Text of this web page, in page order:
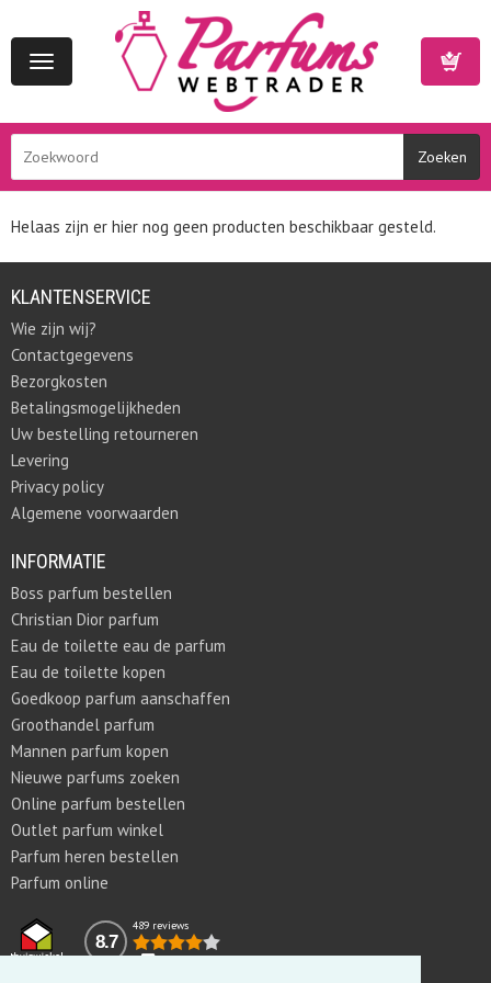
Toggle
navigation
Helaas zijn er hier nog geen producten beschikbaar gesteld.
KLANTENSERVICE
Wie zijn wij?
Contactgegevens
Bezorgkosten
Betalingsmogelijkheden
Uw bestelling retourneren
Levering
Privacy policy
Algemene voorwaarden
INFORMATIE
Boss parfum bestellen
Christian Dior parfum
Eau de toilette eau de parfum
Eau de toilette kopen
Goedkoop parfum aanschaffen
Groothandel parfum
Mannen parfum kopen
Nieuwe parfums zoeken
Online parfum bestellen
Outlet parfum winkel
Parfum heren bestellen
Parfum online
8.7
489 reviews